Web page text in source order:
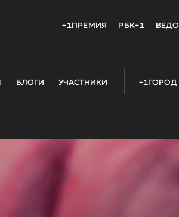
+1ПРЕМИЯ РБК+1
БЛОГИ УЧАСТНИКИ +1ГОРОД